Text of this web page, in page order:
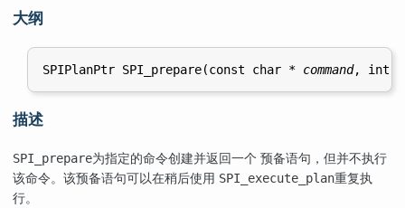
大纲
SPIPlanPtr SPI_prepare(const char * command, int
描述
SPI_prepare为指定的命令创建并返回一个 预备语句，但并不执行
该命令。该预备语句可以在稍后使用 SPI_execute_plan重复执
行。